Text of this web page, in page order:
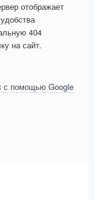
отображает
404
на сайт.
с помощью Google